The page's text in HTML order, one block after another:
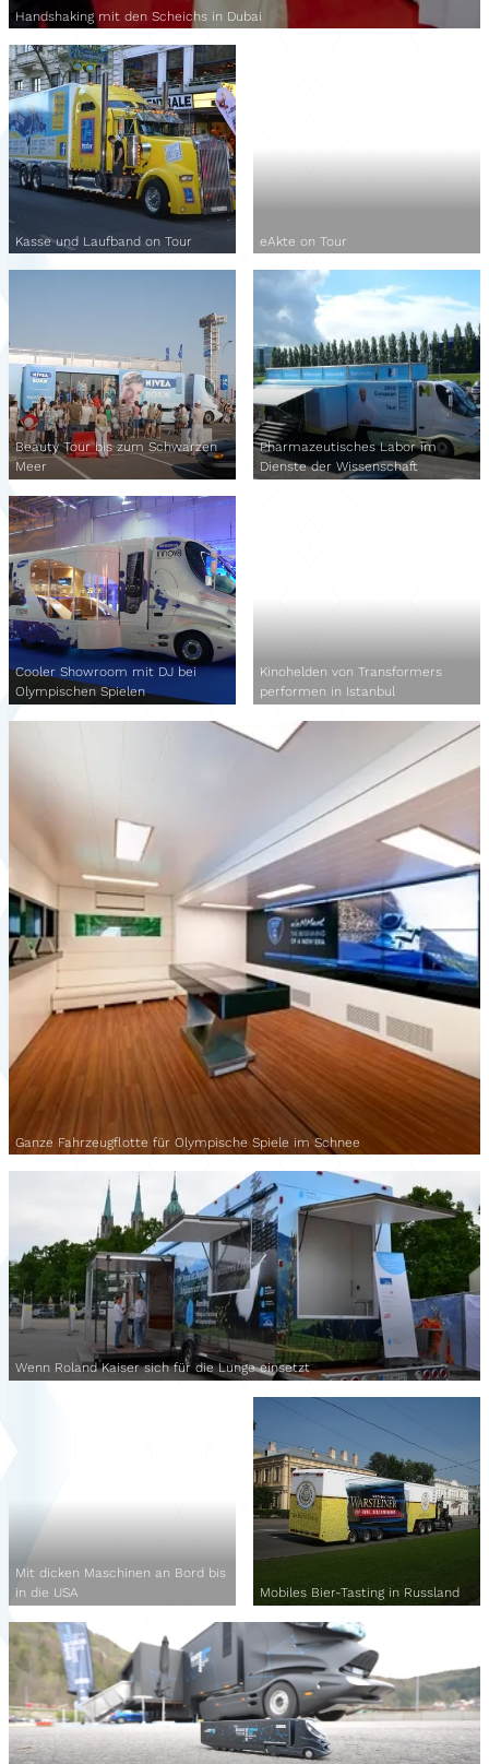
Handshaking mit den Scheichs in Dubai
Kasse und Laufband on Tour eAkte on Tour
Beauty Tour bis zum Schwarzen
Meer
Pharmazeutisches Labor im
Dienste der Wissenschaft
Cooler Showroom mit DJ bei
Olympischen Spielen
Ganze Fahrzeugflotte für Olympische Spiele im Schnee
Kinohelden von Transformers
performen in Istanbul
Wenn Roland Kaiser sich für die Lunge einsetzt
Mit dicken Maschinen an Bord bis
in die USA
Mobiles Bier-Tasting in Russland